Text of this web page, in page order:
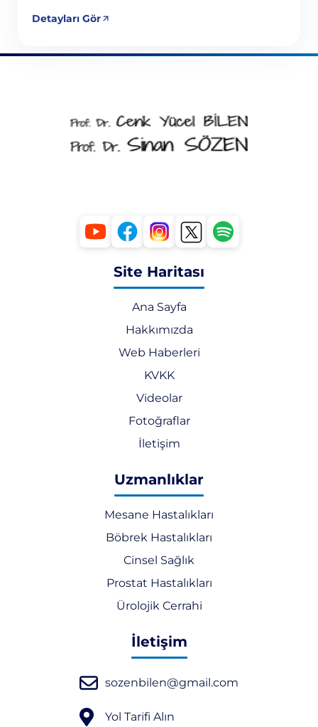
Detayları Gör
Site Haritası
Ana Sayfa
Hakkımızda
Web Haberleri
KVKK
Videolar
Fotoğraflar
İletişim
Uzmanlıklar
Mesane Hastalıkları
Böbrek Hastalıkları
Cinsel Sağlık
Prostat Hastalıkları
Ürolojik Cerrahi
İletişim
sozenbilen@gmail.com
Yol Tarifi Alın